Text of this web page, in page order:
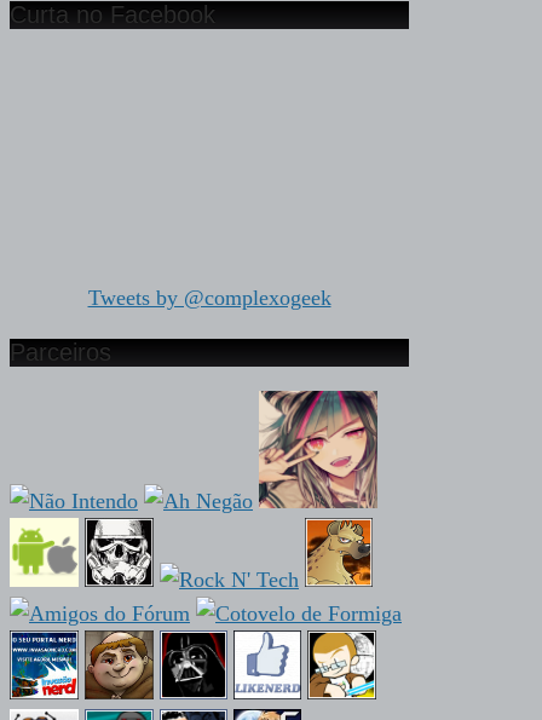
Curta no Facebook
Tweets by @complexogeek
Parceiros